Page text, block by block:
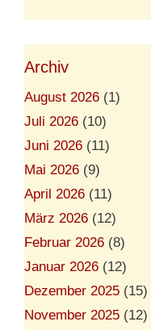
A
t
a
h
r
r
u
e
Archiv
August 2026 (1)
Juli 2026 (10)
Juni 2026 (11)
Mai 2026 (9)
April 2026 (11)
März 2026 (12)
Februar 2026 (8)
Januar 2026 (12)
Dezember 2025 (15)
November 2025 (12)